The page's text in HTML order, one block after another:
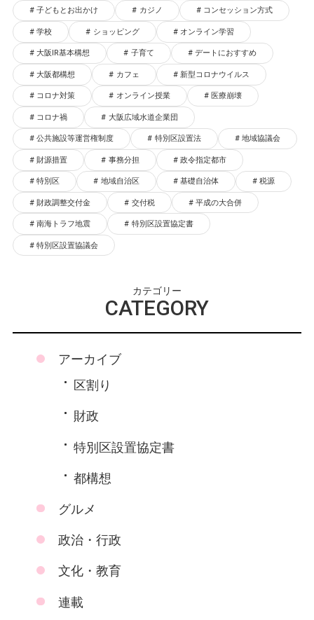
子どもとお出かけ カジノ コンセッション方式
学校 ショッピング オンライン学習
大阪IR基本構想 子育て デートにおすすめ
大阪都構想 カフェ 新型コロナウイルス
コロナ対策 オンライン授業 医療崩壊
コロナ禍 大阪広域水道企業団
公共施設等運営権制度 特別区設置法 地域協議会
財源措置 事務分担 政令指定都市
特別区 地域自治区 基礎自治体 税源
財政調整交付金 交付税 平成の大合併
南海トラフ地震 特別区設置協定書
特別区設置協議会
カテゴリー
CATEGORY
アーカイブ
区割り
財政
特別区設置協定書
都構想
グルメ
政治・行政
文化・教育
連載